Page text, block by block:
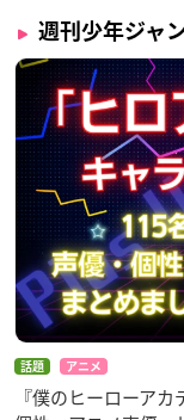
週刊少年ジャ
話題 アニメ
『僕のヒーローア